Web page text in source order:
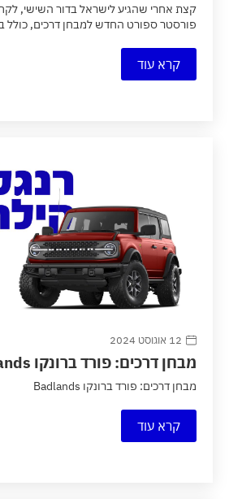
קצת אחרי שהגיע לישראל בדור השישי,
פורסטר ספורט החדש למבחן דרכים, כולל
קרא עוד
12 אוגוסט 2024
מבחן דרכים: פורד ברונקו Badlands
מבחן דרכים: פורד ברונקו Badlands
קרא עוד